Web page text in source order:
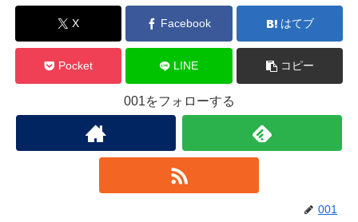
X Facebook はてブ
Pocket LINE コピー
001をフォローする
001